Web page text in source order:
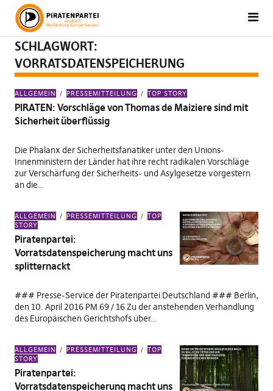
SCHLAGWORT:
VORRATSDATENSPEICHERUNG
ALLGEMEIN PRESSEMITTEILUNG TOP STORY
PIRATEN: Vorschläge von Thomas de Maiziere sind mit
Sicherheit überflüssig
Die Phalanx der Sicherheitsfanatiker unter den Unions-
Innenministern der Länder hat ihre recht radikalen Vorschläge
zur Verschärfung der Sicherheits- und Asylgesetze vorgestern
an die…
ALLGEMEIN PRESSEMITTEILUNG
TOP
STORY
Piratenpartei:
Vorratsdatenspeicherung macht uns
splitternackt
### Presse-Service der Piratenpartei Deutschland ### Berlin,
den 10. April 2016 PM 69 / 16 Zu der anstehenden Verhandlung
des Europäischen Gerichtshofs über…
ALLGEMEIN PRESSEMITTEILUNG
TOP
STORY
Piratenpartei:
Vorratsdatenspeicherung macht uns